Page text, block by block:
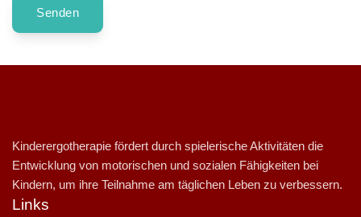
Senden
Kinderergotherapie fördert durch spielerische Aktivitäten die
Entwicklung von motorischen und sozialen Fähigkeiten bei
Kindern, um ihre Teilnahme am täglichen Leben zu verbessern.
Links